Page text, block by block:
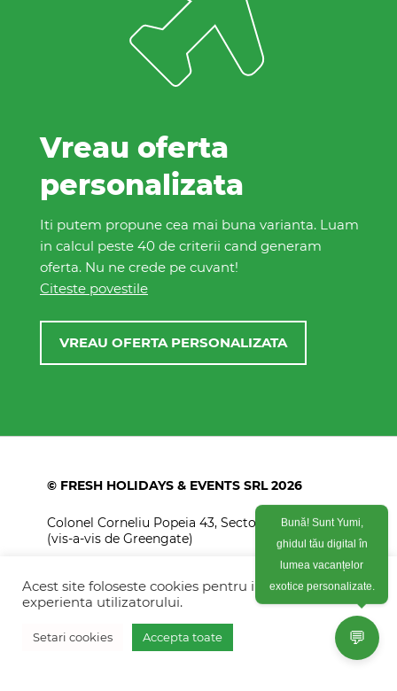
Vreau oferta
personalizata
Iti putem propune cea mai buna varianta. Luam
in calcul peste 40 de criterii cand generam
oferta. Nu ne crede pe cuvant!
Citeste povestile
VREAU OFERTA PERSONALIZATA
© FRESH HOLIDAYS & EVENTS SRL 2026
Colonel Corneliu Popeia 43, Sector 5, Bucuresti
(vis-a-vis de Greengate)
+40770 574 088
info@freshholidays.ro
Acest site foloseste cookies pentru imbunatati
experienta utilizatorului.
Setari cookies Accepta toate 💬
Bună! Sunt Yumi,
ghidul tău digital în
lumea vacanțelor
exotice personalizate.